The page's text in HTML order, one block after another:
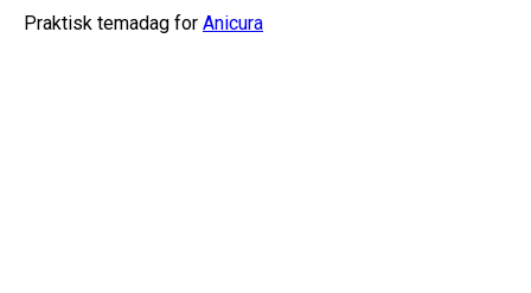
Praktisk temadag for Anicura